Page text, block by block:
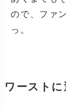
ので、ファ
っ。
ワースト